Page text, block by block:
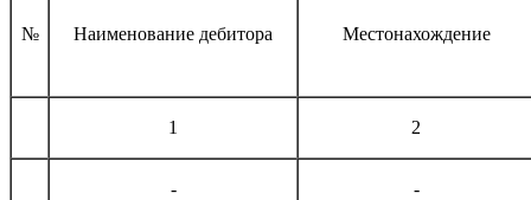
№ Наименование дебитора Местонахождение
1 2
- -